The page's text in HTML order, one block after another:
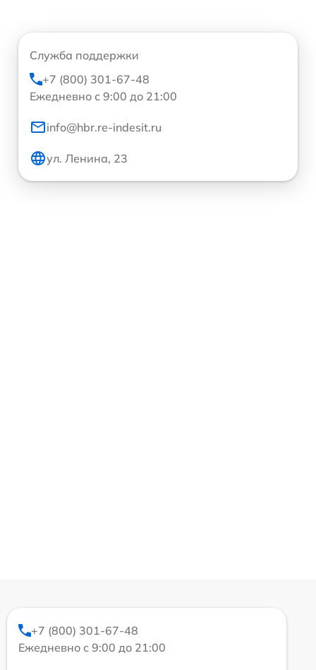
Служба поддержки
+7 (800) 301-67-48
Ежедневно с 9:00 до 21:00
info@hbr.re-indesit.ru
ул. Ленина, 23
+7 (800) 301-67-48
Ежедневно с 9:00 до 21:00